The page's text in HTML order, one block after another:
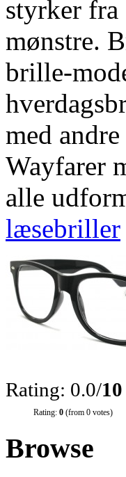
styrker
mønstre.
brille-
med
Wayfarer
alle
læsebriller
Rating: 0.0/10
Rating: 0 (from 0 votes)
Browse